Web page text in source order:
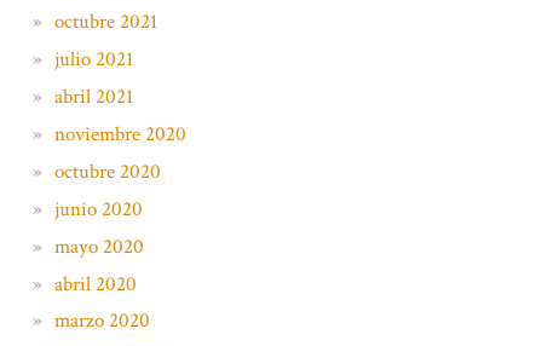
octubre 2021
julio 2021
abril 2021
noviembre 2020
octubre 2020
junio 2020
mayo 2020
abril 2020
marzo 2020